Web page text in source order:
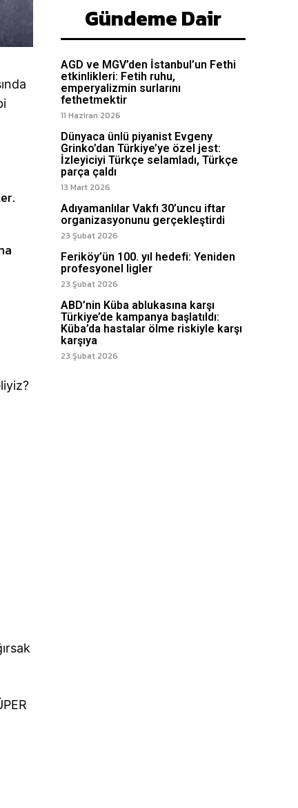
Gündeme Dair
AGD ve MGV’den İstanbul’un Fethi
etkinlikleri: Fetih ruhu,
emperyalizmin surlarını
fethetmektir
11 Haziran 2026
Dünyaca ünlü piyanist Evgeny
Grinko’dan Türkiye’ye özel jest:
İzleyiciyi Türkçe selamladı, Türkçe
parça çaldı
13 Mart 2026
Adıyamanlılar Vakfı 30’uncu iftar
organizasyonunu gerçekleştirdi
23 Şubat 2026
Feriköy’ün 100. yıl hedefi: Yeniden
profesyonel ligler
23 Şubat 2026
ABD’nin Küba ablukasına karşı
Türkiye’de kampanya başlatıldı:
Küba’da hastalar ölme riskiyle karşı
karşıya
23 Şubat 2026